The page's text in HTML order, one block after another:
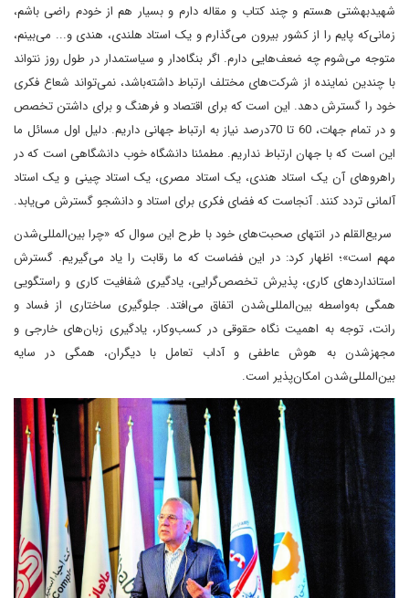
شهیدبهشتی هستم و چند کتاب و مقاله دارم و بسیار هم از خودم راضی باشم،
زمانی‌که پایم را از کشور بیرون می‌گذارم و یک استاد هلندی، هندی و... می‌بینم،
متوجه می‌شوم چه ضعف‌هایی دارم. اگر بنگاه‌دار و سیاستمدار در طول روز نتواند
با چندین نماینده از شرکت‌های مختلف ارتباط داشته‌باشد، نمی‌تواند شعاع فکری
خود را گسترش دهد. این است که برای اقتصاد و فرهنگ و برای داشتن تخصص
و در تمام جهات، 60 تا 70‌درصد نیاز به ارتباط جهانی داریم. دلیل اول مسائل ما
این است که با جهان ارتباط نداریم. مطمئنا دانشگاه خوب دانشگاهی است که در
راهروهای آن یک استاد هندی، یک استاد مصری، یک استاد چینی و یک استاد
آلمانی تردد کنند. آنجاست که فضای فکری برای استاد و دانشجو گسترش می‌یابد.
سریع‌القلم در انتهای صحبت‌های خود با طرح این سوال که «چرا بین‌المللی‌شدن
مهم است»؛ اظهار کرد: در این فضاست که ما رقابت را یاد می‌گیریم. گسترش
استانداردهای کاری، پذیرش تخصص‌گرایی، یادگیری شفافیت کاری و راستگویی
همگی به‌واسطه بین‌المللی‌شدن اتفاق می‌افتد. جلوگیری ساختاری از فساد و
رانت، توجه به اهمیت نگاه حقوقی در کسب‌وکار، یادگیری زبان‌های خارجی و
مجهز‌شدن به هوش عاطفی و آداب تعامل با دیگران، همگی در سایه
بین‌المللی‌شدن امکان‌پذیر است.